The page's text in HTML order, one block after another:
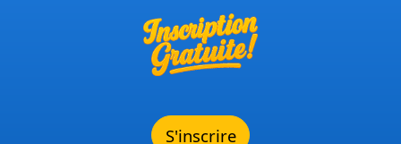
S'inscrire